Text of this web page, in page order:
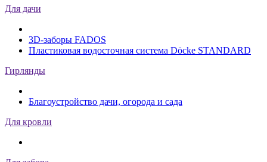
Для дачи
3D-заборы FADOS
Пластиковая водосточная система Döcke STANDARD
Гирлянды
Благоустройство дачи, огорода и сада
Для кровли